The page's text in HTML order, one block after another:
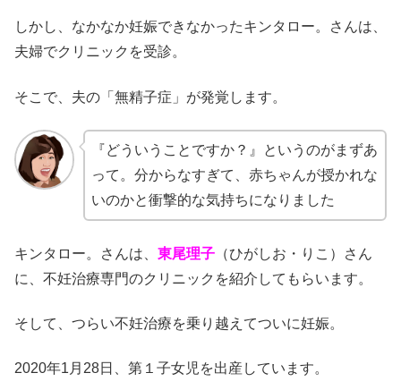
しかし、なかなか妊娠できなかったキンタロー。さんは、
夫婦でクリニックを受診。
そこで、夫の「無精子症」が発覚します。
『どういうことですか？』というのがまずあ
って。分からなすぎて、赤ちゃんが授かれな
いのかと衝撃的な気持ちになりました
キンタロー。さんは、 東尾理子 （ひがしお・りこ）さん
に、不妊治療専門のクリニックを紹介してもらいます。
そして、つらい不妊治療を乗り越えてついに妊娠。
2020年1月28日、第１子女児を出産しています。